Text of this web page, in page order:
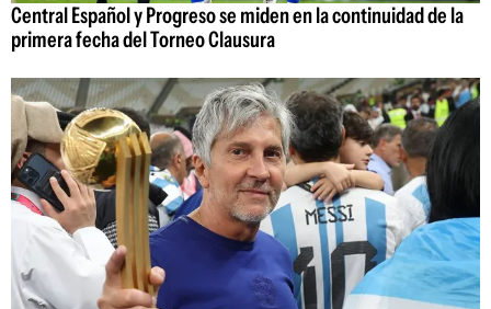
Central Español y Progreso se miden en la continuidad de la
primera fecha del Torneo Clausura